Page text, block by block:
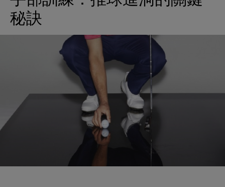
秘訣